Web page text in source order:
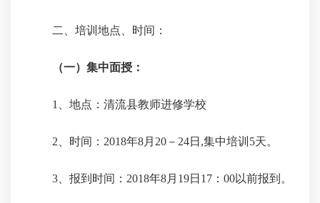
二、培训地点、时间：
（一）集中面授：
1 、地点：清流县教师进修学校
2 、时间： 2018年8月 20－ 24日 ,集中培训 5天。
3、报到时间： 2018年8月 19日 17： 00以前报到。